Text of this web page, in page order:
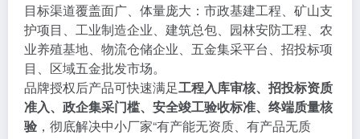
目标渠道覆盖面广、体量庞大：市政基建工程、矿山支
护项目、工业制造企业、建筑总包、园林安防工程、农
业养殖基地、物流仓储企业、五金集采平台、招投标项
目、区域五金批发市场。
品牌授权后产品可快速满足工程入库审核、招投标资质
准入、政企集采门槛、安全竣工验收标准、终端质量核
验 ，彻底解决中小厂家“有产能无资质、有产品无质